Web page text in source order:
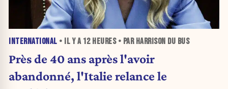
INTERNATIONAL • IL Y A 12 HEURES• PAR HARRISON DU BUS
Près de 40 ans après l'avoir
abandonné, l'Italie relance le